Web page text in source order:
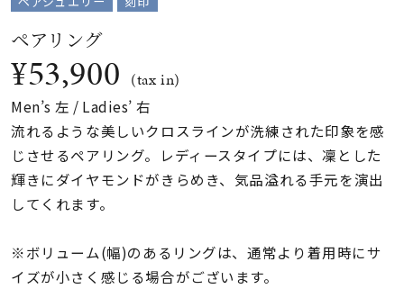
ファッションテイス
ト
着用シーン
コレクション
リングサイズ
～
ペアリング
¥53,900 (tax in)
Men’s 左 / Ladies’ 右
流れるような美しいクロスラインが洗練された印象を感
じさせるペアリング。レディースタイプには、凜とした
輝きにダイヤモンドがきらめき、気品溢れる手元を演出
してくれます。
※ボリューム(幅)のあるリングは、通常より着用時にサ
イズが小さく感じる場合がございます。